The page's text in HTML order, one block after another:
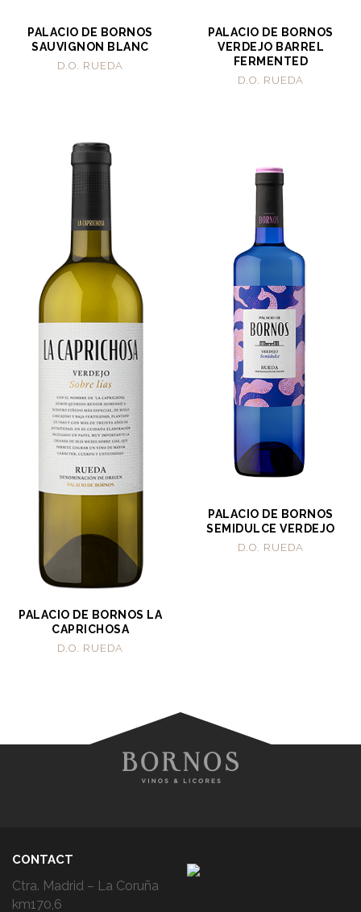
PALACIO DE BORNOS
SAUVIGNON BLANC
D.O. RUEDA
PALACIO DE BORNOS
VERDEJO BARREL
FERMENTED
D.O. RUEDA
PALACIO DE BORNOS LA
CAPRICHOSA
D.O. RUEDA
PALACIO DE BORNOS
SEMIDULCE VERDEJO
D.O. RUEDA
CONTACT
Ctra. Madrid – La Coruña
km170,6